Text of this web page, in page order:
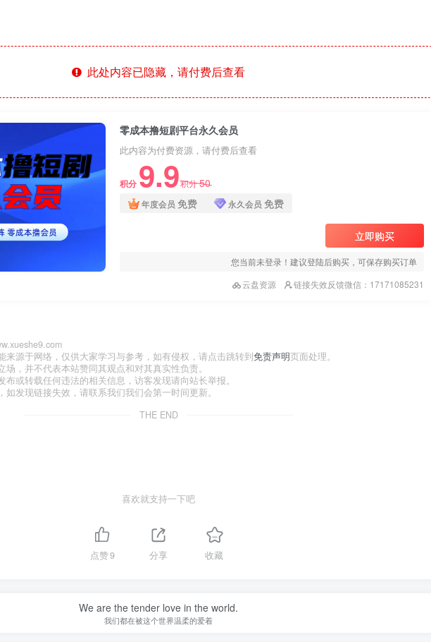
此处内容已隐藏，请付费后查看
零成本撸短剧平台永久会员
此内容为付费资源，请付费后查看
积分 9.9积分50
年度会员 免费 永久会员 免费
立即购买
您当前未登录！建议登陆后购买，可保存购买订单
云盘资源
链接失效反馈微信：17171085231
来源于网络，仅供大家学习与参考，如有侵权，请点击跳转到免责声明页面处理。
，并不代表本站赞同其观点和对其真实性负责。
或转载任何违法的相关信息，访客发现请向站长举报。
发现链接失效，请联系我们我们会第一时间更新。
THE END
喜欢就支持一下吧
点赞9 分享 收藏
We are the tender love in the world.
我们都在被这个世界温柔的爱着